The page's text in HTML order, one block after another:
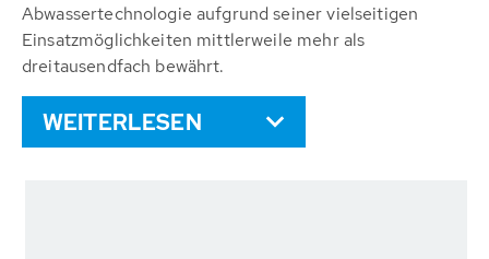
Abwassertechnologie aufgrund seiner vielseitigen
Einsatzmöglichkeiten mittlerweile mehr als
dreitausendfach bewährt.
WEITERLESEN